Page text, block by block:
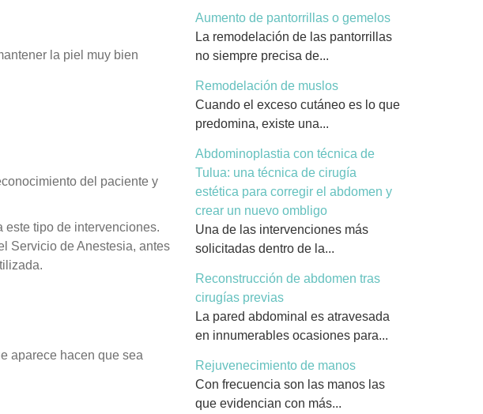
la piel muy bien
del paciente y
tipo de intervenciones.
Servicio de Anestesia, antes
aparece hacen que sea
Aumento de pantorrillas o gemelos
La remodelación de las pantorrillas
no siempre precisa de...
Remodelación de muslos
Cuando el exceso cutáneo es lo que
predomina, existe una...
Abdominoplastia con técnica de
Tulua: una técnica de cirugía
estética para corregir el abdomen y
crear un nuevo ombligo
Una de las intervenciones más
solicitadas dentro de la...
Reconstrucción de abdomen tras
cirugías previas
La pared abdominal es atravesada
en innumerables ocasiones para...
Rejuvenecimiento de manos
Con frecuencia son las manos las
que evidencian con más...